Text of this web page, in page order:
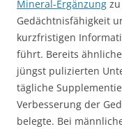
Mineral-Ergänzung
Gedächtnisfähigkeit
kurzfristigen
führt. Bereits
jüngst pulizierten
tägliche
Verbesserung der
belegte. Bei